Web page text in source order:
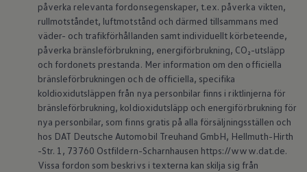
påverka relevanta fordonsegenskaper, t.ex. påverka vikten,
rullmotståndet, luftmotstånd och därmed tillsammans med
väder- och trafikförhållanden samt individuellt körbeteende,
påverka bränsleförbrukning, energiförbrukning, CO₂-utsläpp
och fordonets prestanda. Mer information om den officiella
bränsleförbrukningen och de officiella, specifika
koldioxidutsläppen från nya personbilar finns i riktlinjerna för
bränsleförbrukning, koldioxidutsläpp och energiförbrukning för
nya personbilar, som finns gratis på alla försäljningsställen och
hos DAT Deutsche Automobil Treuhand GmbH, Hellmuth-Hirth
-Str. 1, 73760 Ostfildern-Scharnhausen https://www.dat.de.
Vissa fordon som beskrivs i texterna kan skilja sig från